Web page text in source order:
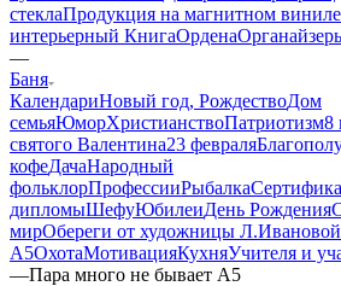
стеклаПродукция на магнитном виниле
интерьерный КнигаОрдена
—
Баня
КалендариНовый год, РождествоДом
семьяЮморХристианствоПатриотизм8
святого Валентина23 февраля
кофеДачаНародный
фольклорПрофессииРыбалка
дипломыШефуЮбилеиДень Рождения
мирОбереги от художницы Л.Ивановой
А5ОхотаМотивацияКухняУчителя и
—Пара много не бывает А5